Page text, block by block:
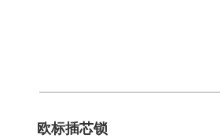
欧标插芯锁